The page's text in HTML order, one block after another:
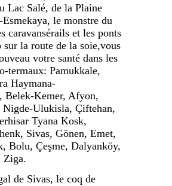
Lac Salé, de la Plaine
le monstre du
caravansérails et les ponts
la route de la soie,vous
votre santé dans les
termaux: Pamukkale,
Haymana-
Belek-Kemer, Afyon,
Nigde-Ulukisla, Çiftehan,
Tyana Kosk,
Sivas, Gönen, Emet,
Bolu, Çeşme, Dalyanköy,
Ziga.
de Sivas, le coq de